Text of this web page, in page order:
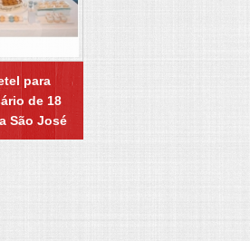
para
de 18
São José